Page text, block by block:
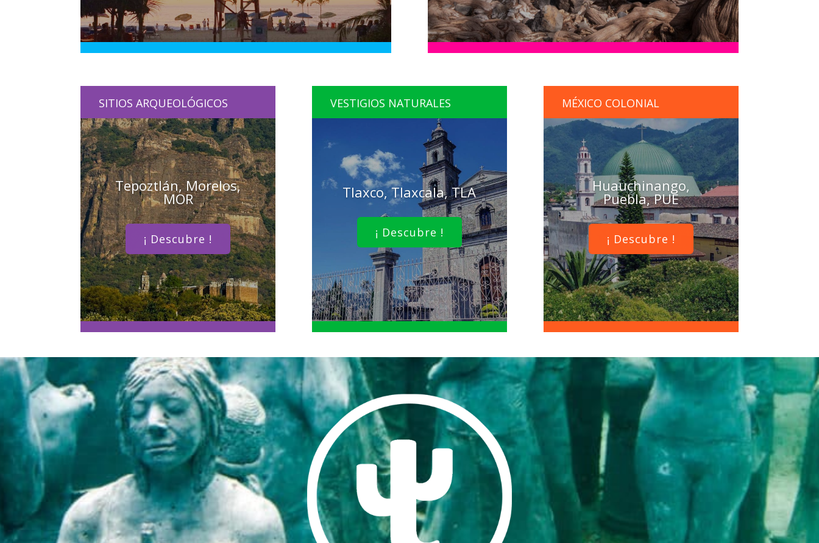
SITIOS ARQUEOLÓGICOS
Tepoztlán, Morelos,
MOR
¡ Descubre !
VESTIGIOS NATURALES
Tlaxco, Tlaxcala, TLA
¡ Descubre !
MÉXICO COLONIAL
Huauchinango,
Puebla, PUE
¡ Descubre !